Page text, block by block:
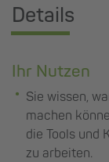
Details
Ihr Nutzen
Sie wissen,
machen
die Tools und
zu arbeiten.